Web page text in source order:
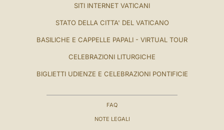
SITI INTERNET VATICANI
STATO DELLA CITTA' DEL VATICANO
BASILICHE E CAPPELLE PAPALI - VIRTUAL TOUR
CELEBRAZIONI LITURGICHE
BIGLIETTI UDIENZE E CELEBRAZIONI PONTIFICIE
FAQ
NOTE LEGALI